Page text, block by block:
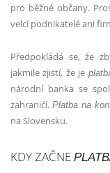
pro běžné občany.
velcí podnikatelé ani
Předpokládá se, že
jakmile zjistí, že je
národní banka se
zahraničí. Platba na
na Slovensku.
KDY ZAČNE